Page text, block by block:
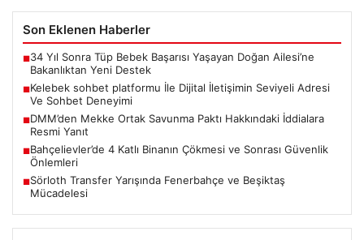
Son Eklenen Haberler
■34 Yıl Sonra Tüp Bebek Başarısı Yaşayan Doğan Ailesi’ne
Bakanlıktan Yeni Destek
■Kelebek sohbet platformu İle Dijital İletişimin Seviyeli Adresi
Ve Sohbet Deneyimi
■DMM’den Mekke Ortak Savunma Paktı Hakkındaki İddialara
Resmi Yanıt
■Bahçelievler’de 4 Katlı Binanın Çökmesi ve Sonrası Güvenlik
Önlemleri
■Sörloth Transfer Yarışında Fenerbahçe ve Beşiktaş
Mücadelesi